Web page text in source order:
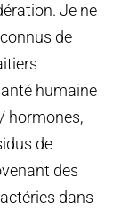
Je ne
de
humaine
hormones,
de
des
dans